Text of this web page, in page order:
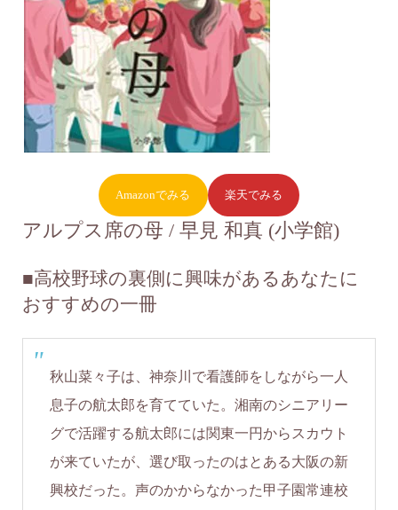
Amazonでみる 楽天でみる
アルプス席の母 / 早見 和真 (小学館)
■高校野球の裏側に興味があるあなたに
おすすめの一冊
秋山菜々子は、神奈川で看護師をしながら一人
息子の航太郎を育てていた。湘南のシニアリー
グで活躍する航太郎には関東一円からスカウト
が来ていたが、選び取ったのはとある大阪の新
興校だった。声のかからなかった甲子園常連校